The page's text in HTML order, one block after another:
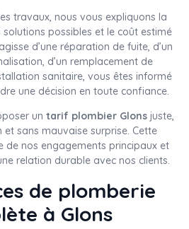
travaux, nous vous expliquons la
possibles et le coût estimé
d’une réparation de fuite, d’un
d’un remplacement de
sanitaire, vous êtes informé
une décision en toute confiance.
un tarif plombier Glonsjuste,
sans mauvaise surprise. Cette
de nos engagements principaux et
relation durable avec nos clients.
de plomberie
à Glons